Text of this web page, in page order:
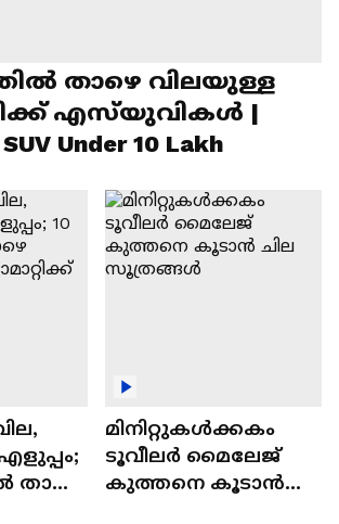
താഴെ വിലയുള്ള
എസ്‍യുവികൾ |
Under 10 Lakh
താഴെ
മിനിറ്റുകൾക്കകം
ടൂവീലർ മൈലേജ്
കുത്തനെ കൂടാൻ